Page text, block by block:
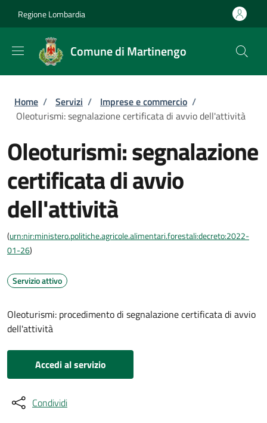
Regione Lombardia
Comune di Martinengo
Briciole di pane
Home / Servizi / Imprese e commercio /
Oleoturismi: segnalazione certificata di avvio dell'attività
Oleoturismi: segnalazione
certificata di avvio
dell'attività
(urn:nir:ministero.politiche.agricole.alimentari.forestali:decreto:2022-
01-26)
Servizio attivo
Oleoturismi: procedimento di segnalazione certificata di avvio
dell'attività
Accedi al servizio
Condividi